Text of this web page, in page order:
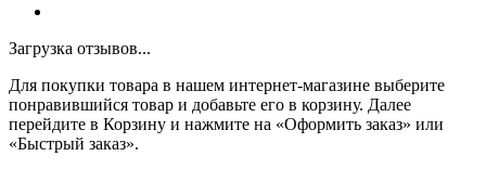
Загрузка отзывов...
Для покупки товара в нашем интернет-магазине выберите
понравившийся товар и добавьте его в корзину. Далее
перейдите в Корзину и нажмите на «Оформить заказ» или
«Быстрый заказ».